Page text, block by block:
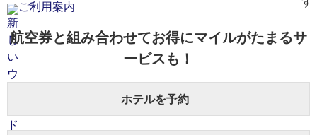
ご利用案内
航空券と組み合わせてお得にマイルがたまるサ
ービスも！
ホテルを予約